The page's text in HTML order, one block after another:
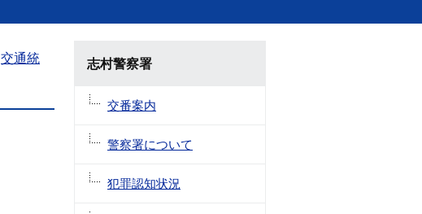
交通統
志村警察署
交番案内
警察署について
犯罪認知状況